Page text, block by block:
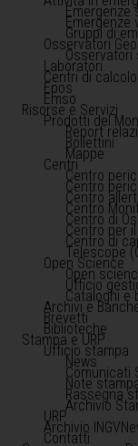
Emergenze
Emergenze
Gruppi di
Osservatori
Osservatori
Laboratori
Centri di calcolo
Epos
Emso
Risorse e Servizi
Prodotti del
Report
Bollettini
Mappe
Centri
Centro
Centro
Centro
Centro
Centro di
Centro per
Centro di
Telescope
Open Science
Open
Ufficio
Cataloghi e
Archivi e
Brevetti
Biblioteche
Stampa e URP
Ufficio stampa
News
Comunicati
Note
Rassegna
Archivio
URP
Archivio
Contatti